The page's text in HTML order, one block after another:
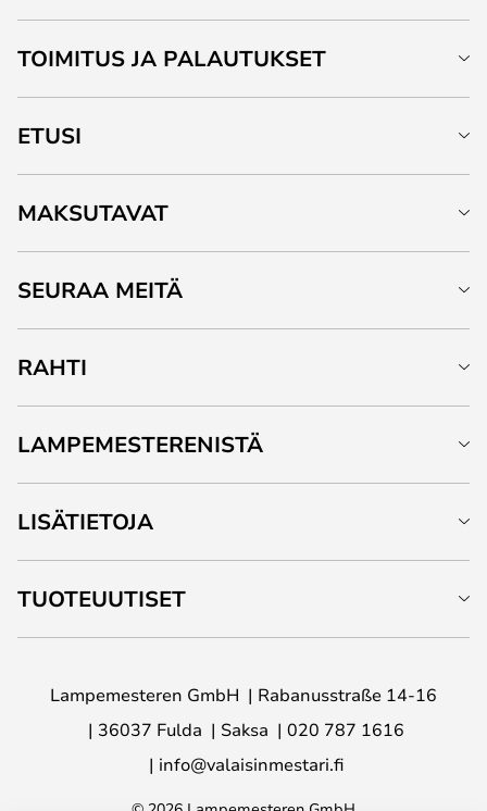
TOIMITUS JA PALAUTUKSET
ETUSI
MAKSUTAVAT
SEURAA MEITÄ
RAHTI
LAMPEMESTERENISTÄ
LISÄTIETOJA
TUOTEUUTISET
Lampemesteren GmbH
Rabanusstraße 14-16
36037 Fulda
Saksa
020 787 1616
info@valaisinmestari.fi